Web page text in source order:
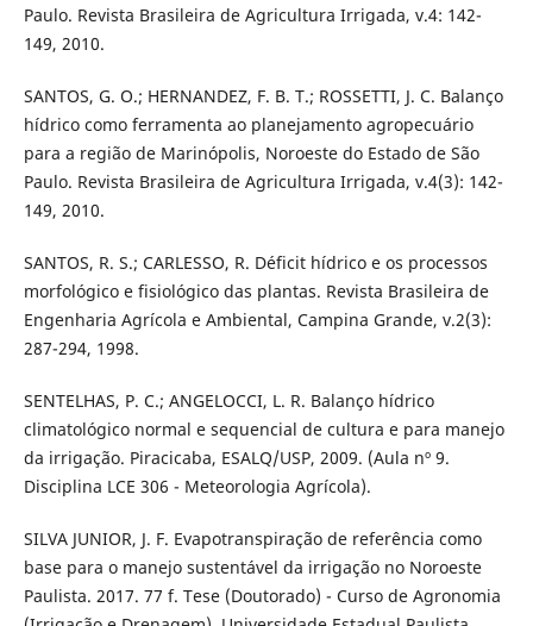
Paulo. Revista Brasileira de Agricultura Irrigada, v.4: 142-
149, 2010.
SANTOS, G. O.; HERNANDEZ, F. B. T.; ROSSETTI, J. C. Balanço
hídrico como ferramenta ao planejamento agropecuário
para a região de Marinópolis, Noroeste do Estado de São
Paulo. Revista Brasileira de Agricultura Irrigada, v.4(3): 142-
149, 2010.
SANTOS, R. S.; CARLESSO, R. Déficit hídrico e os processos
morfológico e fisiológico das plantas. Revista Brasileira de
Engenharia Agrícola e Ambiental, Campina Grande, v.2(3):
287-294, 1998.
SENTELHAS, P. C.; ANGELOCCI, L. R. Balanço hídrico
climatológico normal e sequencial de cultura e para manejo
da irrigação. Piracicaba, ESALQ/USP, 2009. (Aula nº 9.
Disciplina LCE 306 - Meteorologia Agrícola).
SILVA JUNIOR, J. F. Evapotranspiração de referência como
base para o manejo sustentável da irrigação no Noroeste
Paulista. 2017. 77 f. Tese (Doutorado) - Curso de Agronomia